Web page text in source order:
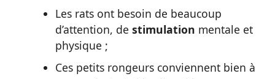
Les rats ont besoin de beaucoup
d’attention, de stimulation mentale et
physique ;
Ces petits rongeurs conviennent bien à